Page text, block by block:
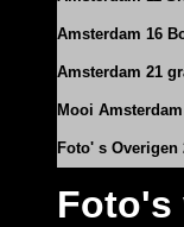
Amsterdam 16
Amsterdam 21
Mooi Amsterdam
Foto' s Overigen
Foto's